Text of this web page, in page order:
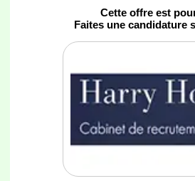
Cette offre est
Faites une candidature